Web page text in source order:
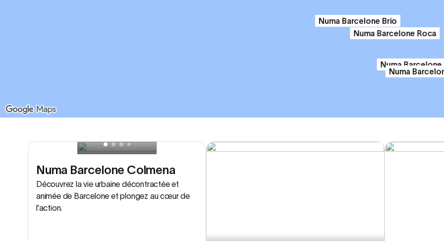
Numa Barcelone Brio
Numa Barcelone Roca
Numa
Numa
Numa Barcelone Colmena
Découvrez la vie urbaine décontractée et
animée de Barcelone et plongez au cœur de
l'action.